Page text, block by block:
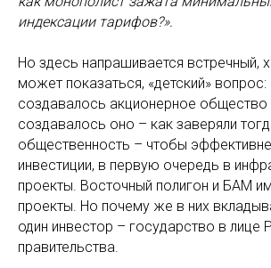
индексации тарифов?».
Но здесь напрашивается встречный,
может показаться, «детский» вопрос:
создавалось акционерное
создавалось оно – как заверяли
общественность – чтобы
инвестиции, в первую очередь в
проекты. Восточный полигон и БАМ
проекты. Но почему же в них
один инвестор – государство в лице
правительства.